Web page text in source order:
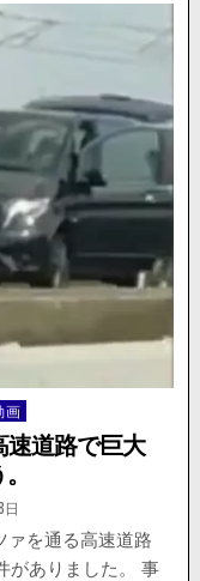
画
速道路で巨大
ァを通る高速道路
がありました。 事